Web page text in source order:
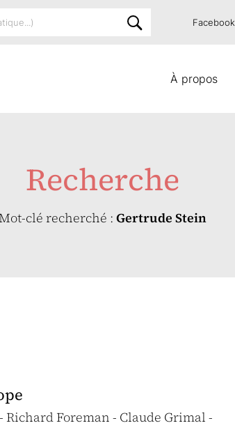
À propos
Facebook
Recherche
clé recherché : Gertrude Stein
Richard Foreman - Claude Grimal -